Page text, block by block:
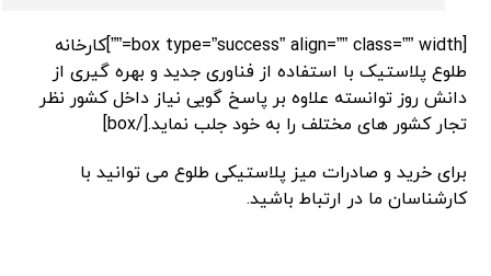
[box type=”success” align=”” class=”” width=””]کارخانه
طلوع پلاستیک با استفاده از فناوری جدید و بهره گیری از
دانش روز توانسته علاوه بر پاسخ گویی نیاز داخل کشور نظر
تجار کشور های مختلف را به خود جلب نماید.[/box]
برای خرید و صادرات میز پلاستیکی طلوع می توانید با
کارشناسان ما در ارتباط باشید.